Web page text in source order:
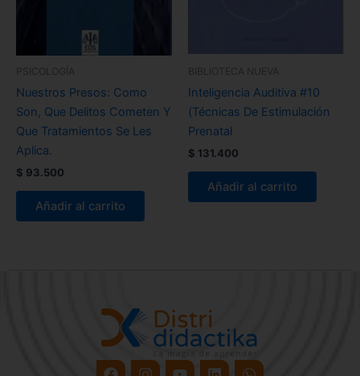
PSICOLOGÍA
Nuestros Presos: Como
Son, Que Delitos Cometen Y
Que Tratamientos Se Les
Aplica.
$ 93.500
Añadir al carrito
BIBLIOTECA NUEVA
Inteligencia Auditiva #10
(Técnicas De Estimulación
Prenatal
$ 131.400
Añadir al carrito
FacebookInstagram
YoutubeLinkedinWhatsapp